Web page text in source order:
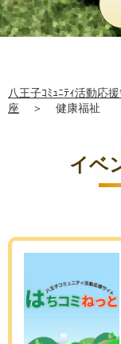
八王子ｺﾐｭﾆﾃｨ活動応
座
＞ 健康福祉
イベ